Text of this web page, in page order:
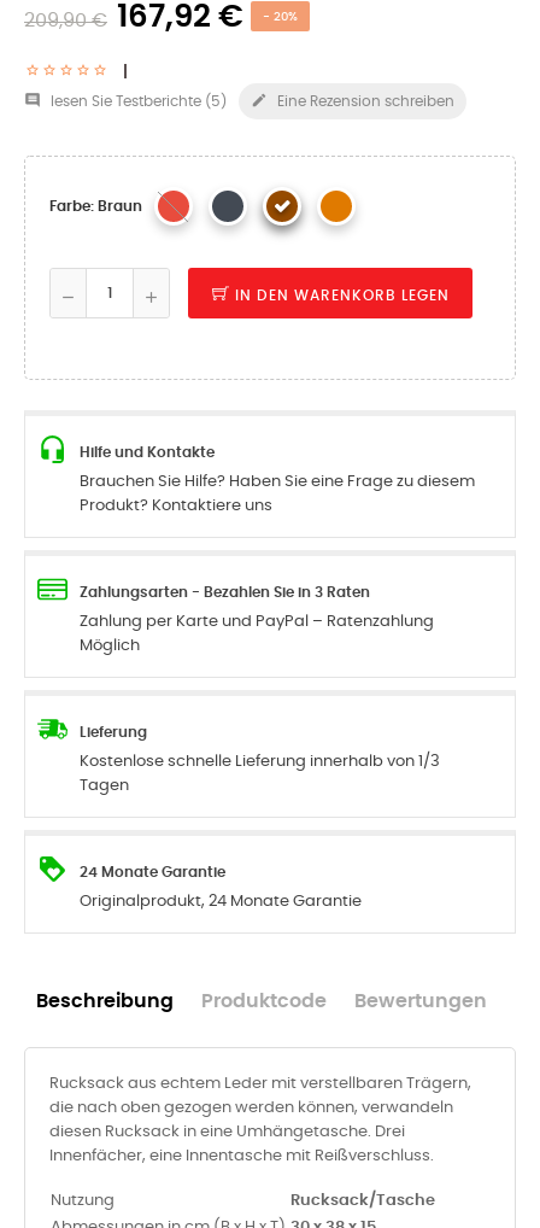
209,90 € 167,92 € - 20%
 lesen Sie Testberichte (5 )  Eine Rezension schreiben
Farbe: Braun
IN DEN WARENKORB LEGEN
Hilfe und Kontakte
Brauchen Sie Hilfe? Haben Sie eine Frage zu diesem
Produkt? Kontaktiere uns
Zahlungsarten - Bezahlen Sie in 3 Raten
Zahlung per Karte und PayPal – Ratenzahlung
Möglich
Lieferung
Kostenlose schnelle Lieferung innerhalb von 1/3
Tagen
24 Monate Garantie
Originalprodukt, 24 Monate Garantie
Beschreibung Produktcode Bewertungen
Rucksack aus echtem Leder mit verstellbaren Trägern,
die nach oben gezogen werden können, verwandeln
diesen Rucksack in eine Umhängetasche. Drei
Innenfächer, eine Innentasche mit Reißverschluss.
Nutzung
Rucksack/Tasche